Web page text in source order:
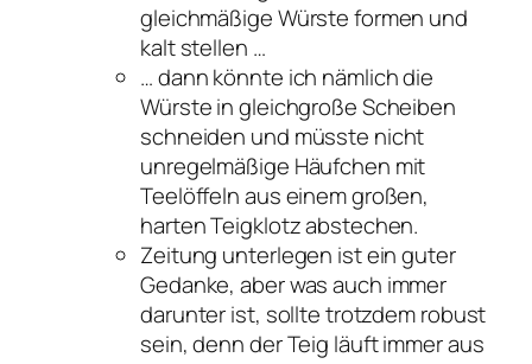
gleichmäßige Würste formen und
kalt stellen …
… dann könnte ich nämlich die
Würste in gleichgroße Scheiben
schneiden und müsste nicht
unregelmäßige Häufchen mit
Teelöffeln aus einem großen,
harten Teigklotz abstechen.
Zeitung unterlegen ist ein guter
Gedanke, aber was auch immer
darunter ist, sollte trotzdem robust
sein, denn der Teig läuft immer aus